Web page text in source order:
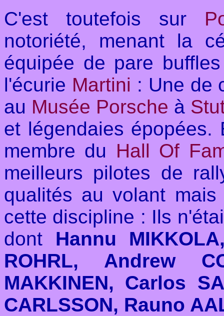
C'est toutefois sur
notoriété, menant la
équipée de pare
l'écurie Martini : Une de
au Musée Porsche à
et légendaies
membre du Hall Of
meilleurs pilotes de
qualités au volant
cette discipline : Ils
dont Hannu
ROHRL, Andrew
MAKKINEN, Carlos
CARLSSON, Rauno